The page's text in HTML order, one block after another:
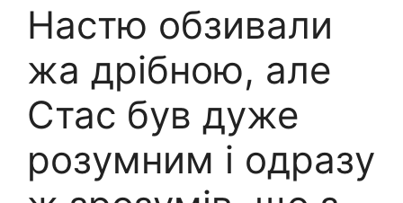
Настю обзивали
жa дрібною, але
Стас був дуже
розумним і одразу